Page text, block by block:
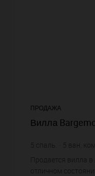
ПРОДАЖА
Вилла
5 спаль. 5 ван. ком.
Продается вилла
отличном